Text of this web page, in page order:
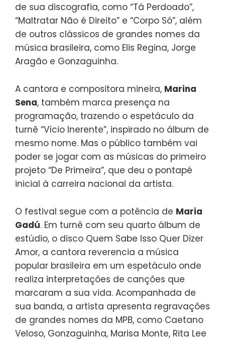
de sua discografia, como “Tá Perdoado”,
“Maltratar Não é Direito” e “Corpo Só”, além
de outros clássicos de grandes nomes da
música brasileira, como Elis Regina, Jorge
Aragão e Gonzaguinha.
A cantora e compositora mineira, Marina
Sena, também marca presença na
programação, trazendo o espetáculo da
turnê “Vício Inerente”, inspirado no álbum de
mesmo nome. Mas o público também vai
poder se jogar com as músicas do primeiro
projeto “De Primeira”, que deu o pontapé
inicial à carreira nacional da artista.
O festival segue com a potência de Maria
Gadú. Em turnê com seu quarto álbum de
estúdio, o disco Quem Sabe Isso Quer Dizer
Amor, a cantora reverencia a música
popular brasileira em um espetáculo onde
realiza interpretações de canções que
marcaram a sua vida. Acompanhada de
sua banda, a artista apresenta regravações
de grandes nomes da MPB, como Caetano
Veloso, Gonzaguinha, Marisa Monte, Rita Lee